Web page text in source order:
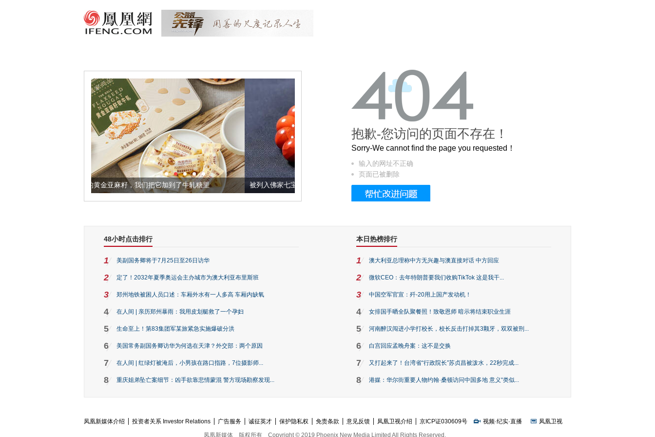
身体更健康的黄金亚麻籽，我们把它加到了牛轧糖里 被列入佛家七宝的它到底有多美？ 这个3.2米的长卷，还原了600岁的紫禁城
抱歉-您访问的页面不存在！
Sorry-We cannot find the page you requested！
输入的网址不正确
页面已被删除
48小时点击排行
1 美副国务卿将于7月25日至26日访华
2 定了！2032年夏季奥运会主办城市为澳大利亚布里斯班
3 郑州地铁被困人员口述：车厢外水有一人多高 车厢内缺氧
4 在人间 | 亲历郑州暴雨：我用皮划艇救了一个孕妇
5 生命至上！第83集团军某旅紧急实施爆破分洪
6 美国常务副国务卿访华为何选在天津？外交部：两个原因
7 在人间 | 红绿灯被淹后，小男孩在路口指路，7位摄影师...
8 重庆姐弟坠亡案细节：凶手欲靠悲情蒙混 警方现场勘察发现...
本日热榜排行
1 澳大利亚总理称中方无兴趣与澳直接对话 中方回应
2 微软CEO：去年特朗普要我们收购TikTok 这是我干...
3 中国空军官宣：歼-20用上国产发动机！
4 女排国手晒全队聚餐照！致敬恩师 暗示将结束职业生涯
5 河南醉汉闯进小学打校长，校长反击打掉其3颗牙，双双被刑...
6 白宫回应孟晚舟案：这不是交换
7 又打起来了！台湾省“行政院长”苏贞昌被泼水，22秒完成...
8 港媒：华尔街重要人物约翰·桑顿访问中国多地 意义“类似...
凤凰新媒体介绍 投资者关系 Investor Relations 广告服务 诚征英才 保护隐私权 免责条款 意见反馈 凤凰卫视介绍 京ICP证030609号 视频·纪实·直播
凤凰卫视
凤凰新媒体
版权所有 Copyright © 2019 Phoenix New Media Limited All Rights Reserved.